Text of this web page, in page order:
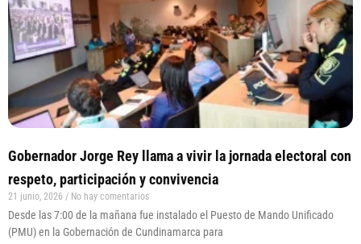
Gobernador Jorge Rey llama a vivir la jornada electoral con
respeto, participación y convivencia
21 junio, 2026 No hay comentarios
Desde las 7:00 de la mañana fue instalado el Puesto de Mando Unificado
(PMU) en la Gobernación de Cundinamarca para